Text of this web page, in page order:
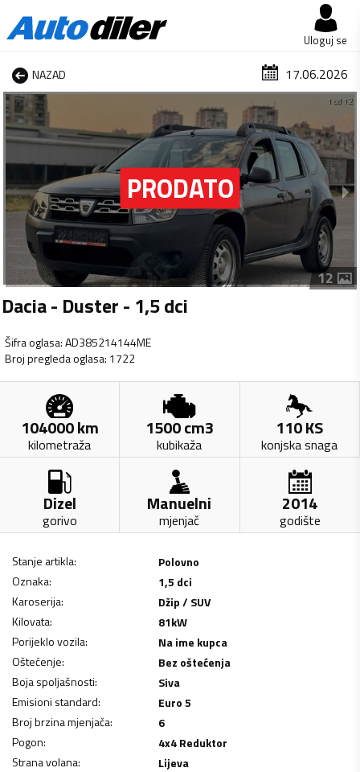
Uloguj se
NAZAD 17.06.2026
1 od 12
12
Dacia - Duster - 1,5 dci
Šifra oglasa:AD385214144ME
Broj pregleda oglasa: 1722
104000km
kilometraža
1500cm3
kubikaža
110KS
konjska snaga
Dizel
gorivo
Manuelni
mjenjač
2014
godište
Stanje artikla:
Polovno
Oznaka:
1,5 dci
Karoserija:
Džip / SUV
Kilovata: 81kW
Porijeklo vozila:
Na ime kupca
Oštećenje:
Bez oštećenja
Boja spoljašnosti:
Siva
Emisioni standard:
Euro 5
Broj brzina mjenjača:
6
Pogon:
4x4 Reduktor
Strana volana:
Lijeva